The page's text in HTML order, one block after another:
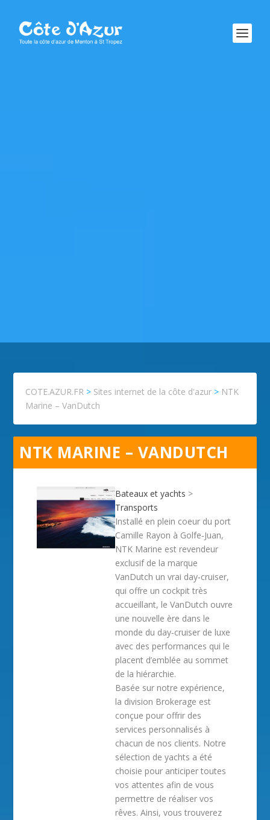
COTE.AZUR.FR > Sites internet de la côte d'azur > NTK
Marine – VanDutch
NTK MARINE – VANDUTCH
Bateaux et yachts >
Transports
Installé en plein coeur du port
Camille Rayon à Golfe‐Juan,
NTK Marine est revendeur
exclusif de la marque
VanDutch un vrai day‐cruiser,
qui offre un cockpit très
accueillant, le VanDutch ouvre
une nouvelle ère dans le
monde du day‐cruiser de luxe
avec des performances qui le
placent d’emblée au sommet
de la hiérarchie.
Basée sur notre expérience,
la division Brokerage est
conçue pour offrir des
services personnalisés à
chacun de nos clients. Notre
sélection de yachts a été
choisie pour anticiper toutes
vos attentes afin de vous
permettre de réaliser vos
rêves. Ainsi, vous trouverez